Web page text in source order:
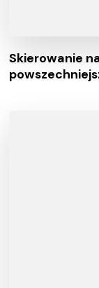
Skierowanie